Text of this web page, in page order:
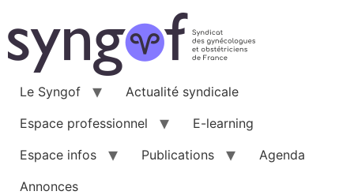
au
contenu
Le Syngof
Actualité syndicale
Espace professionnel
E-learning
Espace infos
Publications
Agenda
Annonces